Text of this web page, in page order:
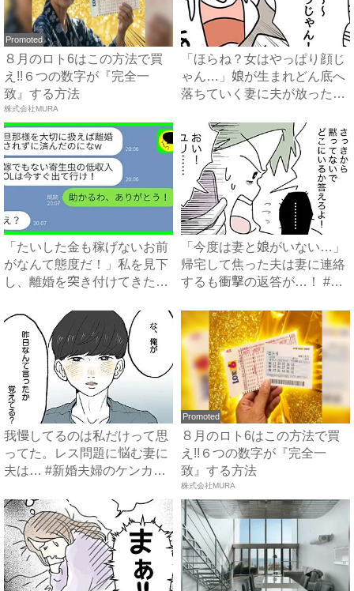
Promoted
８月のロト6はこの方法で買
え!!６つの数字が『完全一
致』する方法
株式会社MURA
「ほらね？女はやっぱり顔じ
ゃん…」娘が生まれどん底へ
落ちていく妻に夫が放った衝
「たいした金も稼げないお前
がなんて態度だ！」私を見下
し、離婚を突き付けてきた夫
「今度は妻と娘がいない…」
帰宅して焦った夫は妻に連絡
するも衝撃の返答が…！ #
我慢してるのは私だけって思
ってた。レス問題に悩む妻に
夫は… #新婚夫婦のケンカ
Promoted
８月のロト6はこの方法で買
え!!６つの数字が『完全一
致』する方法
株式会社MURA